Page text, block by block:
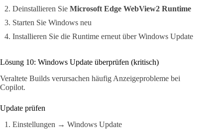
Deinstallieren Sie Microsoft Edge WebView2 Runtime
Starten Sie Windows neu
Installieren Sie die Runtime erneut über Windows Update
Lösung 10: Windows Update überprüfen (kritisch)
Veraltete Builds verursachen häufig Anzeigeprobleme bei
Copilot.
Update prüfen
Einstellungen → Windows Update